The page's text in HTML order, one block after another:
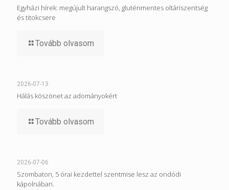
Egyházi hírek: megújult harangszó, gluténmentes oltáriszentség
és titokcsere
Tovább olvasom
2026-07-13
Hálás köszönet az adományokért
Tovább olvasom
2026-07-06
Szombaton, 5 órai kezdettel szentmise lesz az ondódi
kápolnában.